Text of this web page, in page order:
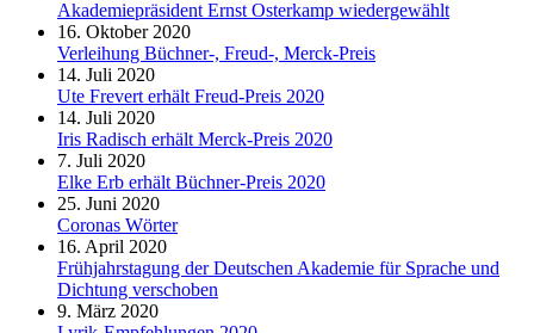
Akademiepräsident Ernst Osterkamp wiedergewählt
16. Oktober 2020
Verleihung Büchner-, Freud-, Merck-Preis
14. Juli 2020
Ute Frevert erhält Freud-Preis 2020
14. Juli 2020
Iris Radisch erhält Merck-Preis 2020
7. Juli 2020
Elke Erb erhält Büchner-Preis 2020
25. Juni 2020
Coronas Wörter
16. April 2020
Frühjahrstagung der Deutschen Akademie für Sprache und
Dichtung verschoben
9. März 2020